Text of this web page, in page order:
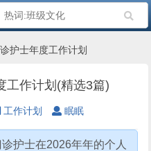
护士年度工作计划
工作计划(精选3篇)
工作计划 眠眠
护士在2026年年的个人